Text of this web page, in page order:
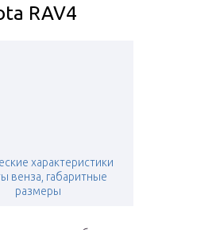
RAV4
характеристики
венза, габаритные
размеры